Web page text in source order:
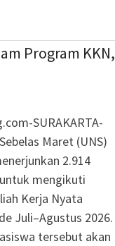
Program KKN,
SURAKARTA-
Maret (UNS)
2.914
mengikuti
Kerja Nyata
Juli–Agustus 2026.
tersebut akan